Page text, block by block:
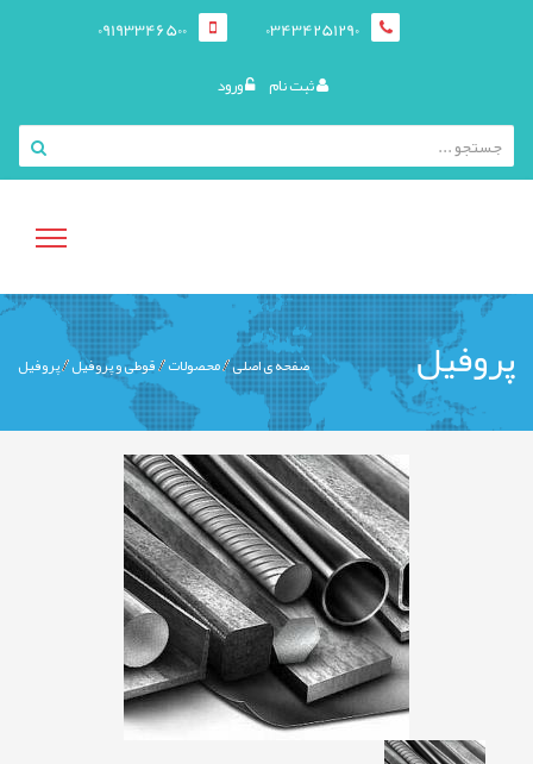
03434251290
09193346500
ثبت نام ورود
منوی
کاربری
پروفیل صفحه ی اصلی محصولات قوطی و پروفيل پروفیل